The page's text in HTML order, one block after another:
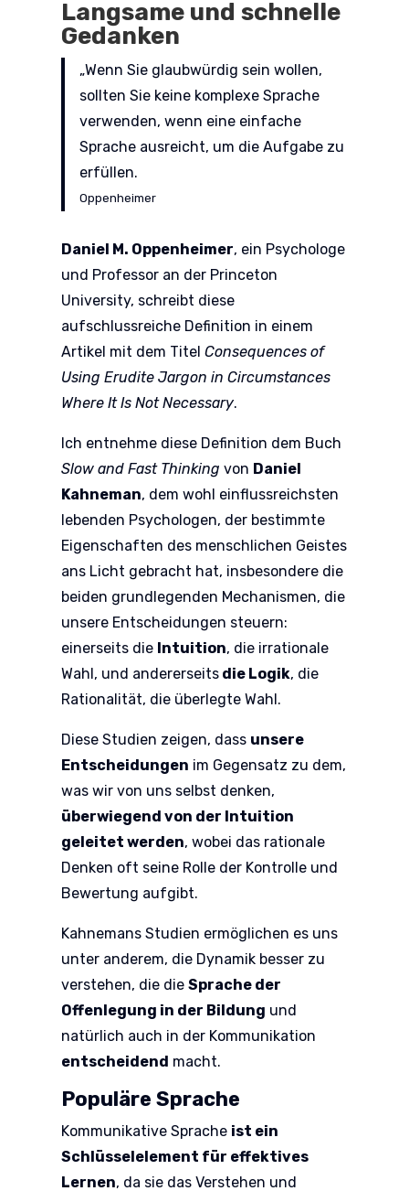
Langsame und schnelle
Gedanken
„Wenn Sie glaubwürdig sein wollen,
sollten Sie keine komplexe Sprache
verwenden, wenn eine einfache
Sprache ausreicht, um die Aufgabe zu
erfüllen.
Oppenheimer
Daniel M. Oppenheimer, ein Psychologe
und Professor an der Princeton
University, schreibt diese
aufschlussreiche Definition in einem
Artikel mit dem Titel Consequences of
Using Erudite Jargon in Circumstances
Where It Is Not Necessary.
Ich entnehme diese Definition dem Buch
Slow and Fast Thinking von Daniel
Kahneman, dem wohl einflussreichsten
lebenden Psychologen, der bestimmte
Eigenschaften des menschlichen Geistes
ans Licht gebracht hat, insbesondere die
beiden grundlegenden Mechanismen, die
unsere Entscheidungen steuern:
einerseits die Intuition, die irrationale
Wahl, und andererseitsdie Logik, die
Rationalität, die überlegte Wahl.
Diese Studien zeigen, dass unsere
Entscheidungen im Gegensatz zu dem,
was wir von uns selbst denken,
überwiegend von der Intuition
geleitet werden, wobei das rationale
Denken oft seine Rolle der Kontrolle und
Bewertung aufgibt.
Kahnemans Studien ermöglichen es uns
unter anderem, die Dynamik besser zu
verstehen, die die Sprache der
Offenlegung in der Bildung und
natürlich auch in der Kommunikation
entscheidend macht.
Populäre Sprache
Kommunikative Sprache ist ein
Schlüsselelement für effektives
Lernen, da sie das Verstehen und